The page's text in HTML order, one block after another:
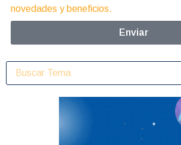
novedades y beneficios.
Enviar